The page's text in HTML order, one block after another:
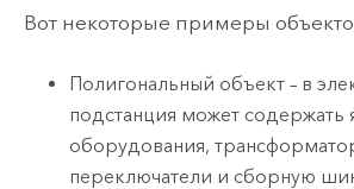
Вот некоторые примеры
Полигональный объект – в
подстанция может содержать
оборудования,
переключатели и сборную